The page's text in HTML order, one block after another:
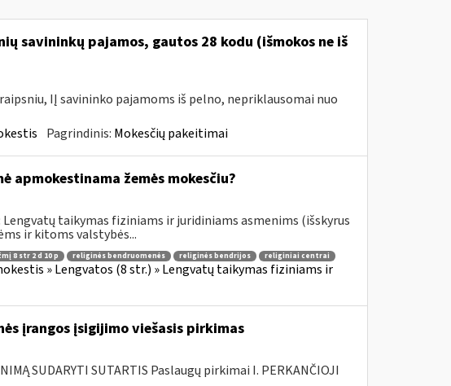
savininkų pajamos, gautos 28 kodu (išmokos ne iš
IĮ savininko pajamoms iš pelno, nepriklausomai nuo
Pagrindinis: Mokesčių pakeitimai
apmokestinama žemės mokesčiu?
taikymas fiziniams ir juridiniams asmenims (išskyrus
ir kitoms valstybės...
8 str 2 d 10 p religinės bendruomenės religinės bendrijos
religiniai centrai
» Lengvatos (8 str.) » Lengvatų taikymas fiziniams ir
įrangos įsigijimo viešasis pirkimas
SUDARYTI SUTARTIS Paslaugų pirkimai I. PERKANČIOJI